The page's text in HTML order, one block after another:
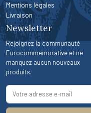
Mentions légales
Livraison
Newsletter
Rejoignez la communauté
Eurocommemorative et ne
manquez aucun nouveaux
produits.